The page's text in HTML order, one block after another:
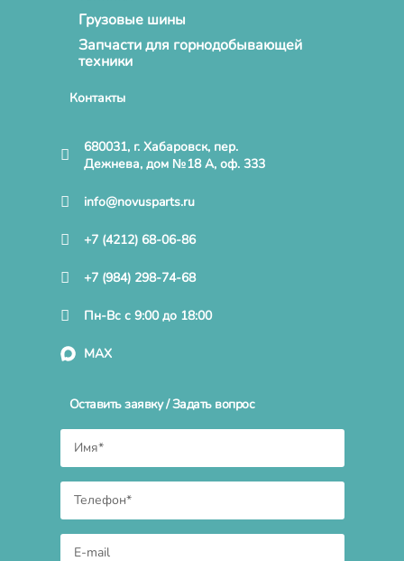
Грузовые шины
Запчасти для горнодобывающей
техники
Контакты
680031, г. Хабаровск, пер.
Дежнева, дом №18 А, оф. 333
info@novusparts.ru
+7 (4212) 68-06-86
+7 (984) 298-74-68
Пн-Вс с 9:00 до 18:00
MAX
Оставить заявку / Задать вопрос